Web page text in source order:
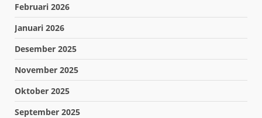
Februari 2026
Januari 2026
Desember 2025
November 2025
Oktober 2025
September 2025